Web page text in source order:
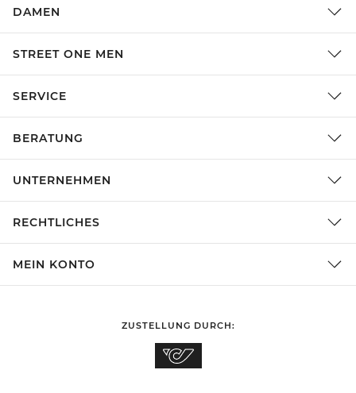
DAMEN
STREET ONE MEN
SERVICE
BERATUNG
UNTERNEHMEN
RECHTLICHES
MEIN KONTO
ZUSTELLUNG DURCH: